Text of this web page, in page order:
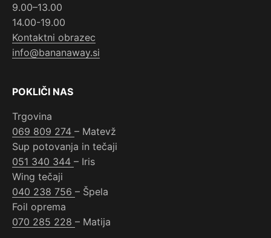
9.00–13.00
14.00-19.00
Kontaktni obrazec
info@bananaway.si
POKLIČI NAS
Trgovina
069 809 274 – Matevž
Sup potovanja in tečaji
051 340 344 – Iris
Wing tečaji
040 238 756 – Špela
Foil oprema
070 285 228 – Matija